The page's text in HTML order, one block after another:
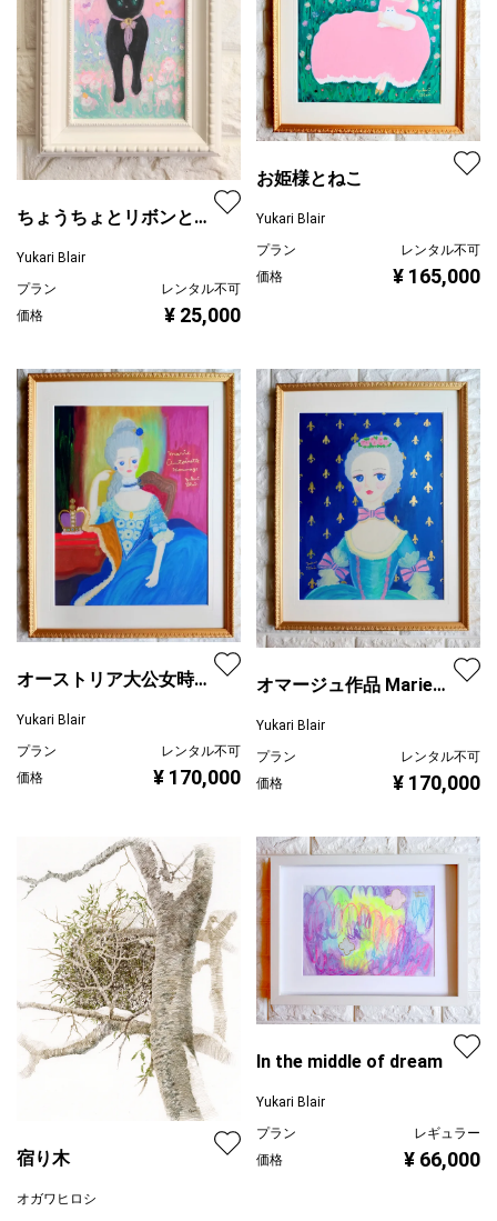
ちょうちょとリボンと黒
Yukari Blair
プラン
レンタル不可
価格
¥ 25,000
お姫様とねこ
Yukari Blair
プラン
レンタル不可
価格
¥ 165,000
オーストリア大公女時代
Yukari Blair
プラン
レンタル不可
価格
¥ 170,000
オマージュ作品 Marie
Yukari Blair
プラン
レンタル不可
価格
¥ 170,000
宿り木
オガワヒロシ
In the middle of dream
Yukari Blair
プラン
レギュラー
価格
¥ 66,000